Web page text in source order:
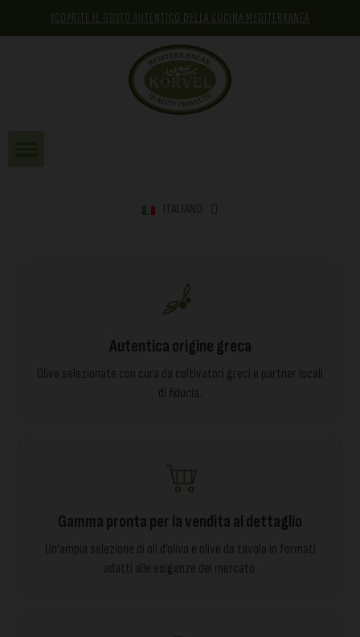
SCOPRITE IL GUSTO AUTENTICO DELLA CUCINA MEDITERRANEA
ITALIANO
Autentica origine greca
Olive selezionate con cura da coltivatori greci e partner locali
di fiducia.
Gamma pronta per la vendita al dettaglio
Un’ampia selezione di oli d’oliva e olive da tavola in formati
adatti alle esigenze del mercato.